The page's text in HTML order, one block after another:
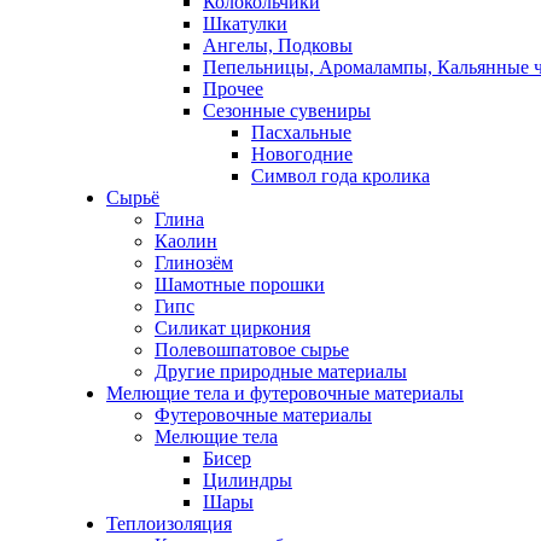
Шкатулки
Ангелы, Подковы
Пепельницы, Аромалампы, Кальянные
Прочее
Сезонные сувениры
Пасхальные
Новогодние
Символ года кролика
Сырьё
Глина
Каолин
Глинозём
Шамотные порошки
Гипс
Силикат циркония
Полевошпатовое сырье
Другие природные материалы
Мелющие тела и футеровочные материалы
Футеровочные материалы
Мелющие тела
Бисер
Цилиндры
Шары
Теплоизоляция